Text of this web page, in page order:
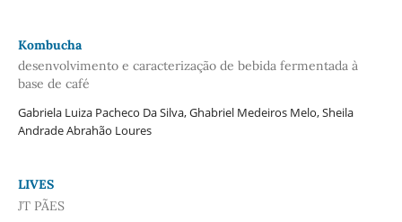
Kombucha
desenvolvimento e caracterização de bebida fermentada à
base de café
Gabriela Luiza Pacheco Da Silva, Ghabriel Medeiros Melo, Sheila
Andrade Abrahão Loures
LIVES
JT PÃES